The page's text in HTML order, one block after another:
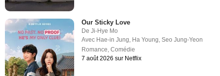
Our Sticky Love
DeJi-Hye Mo
Avec Hae-in Jung, Ha Young,Seo Jung-Yeon
Romance,Comédie
7 août 2026 sur Netflix